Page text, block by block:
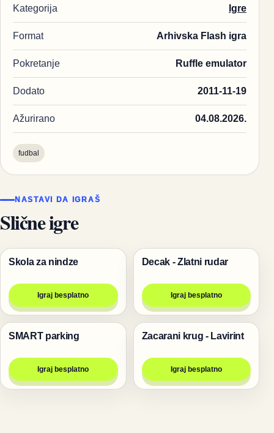
Kategorija Igre
Format Arhivska Flash igra
Pokretanje Ruffle emulator
Dodato 2011-11-19
Ažurirano 04.08.2026.
fudbal
NASTAVI DA IGRAŠ
Slične igre
Igre
Skola za nindze
Igraj besplatno
Igre
Decak - Zlatni rudar
Igraj besplatno
Trke
SMART parking
Igraj besplatno
Igre
Zacarani krug - Lavirint
Igraj besplatno